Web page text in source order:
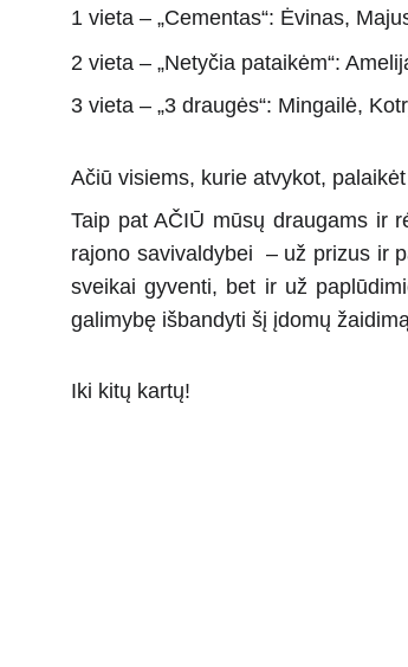
1 vieta – „Cementas“: Ėvinas,
2 vieta – „Netyčia pataikėm“:
3 vieta – „3 draugės“: Mingailė,
Ačiū visiems, kurie atvykot,
Taip pat AČIŪ mūsų draugams ir
rajono savivaldybei – už prizus ir
sveikai gyventi, bet ir už
galimybę išbandyti šį įdomų
Iki kitų kartų!